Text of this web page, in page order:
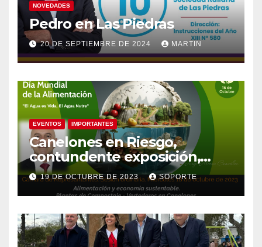
NOVEDADES
Pedro en Las Piedras
20 DE SEPTIEMBRE DE 2024 MARTIN
EVENTOS IMPORTANTES
Canelones en Riesgo,
contundente exposición,
agua como recurso, agua
como derecho humano.
19 DE OCTUBRE DE 2023 SOPORTE